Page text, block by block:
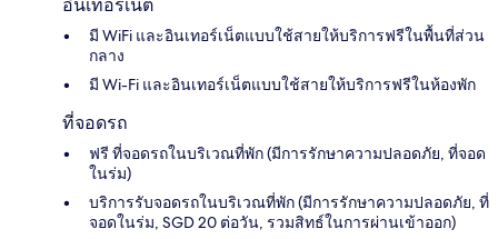
อินเทอร์เน็ต
มี WiFi และอินเทอร์เน็ตแบบใช้สายให้บริการฟรีในพื้นที่ส่วน
กลาง
มี Wi-Fi และอินเทอร์เน็ตแบบใช้สายให้บริการฟรีในห้องพัก
ที่จอดรถ
ฟรี ที่จอดรถในบริเวณที่พัก (มีการรักษาความปลอดภัย, ที่จอด
ในร่ม)
บริการรับจอดรถในบริเวณที่พัก (มีการรักษาความปลอดภัย, ที่
จอดในร่ม, SGD 20 ต่อวัน, รวมสิทธ์ในการผ่านเข้าออก)